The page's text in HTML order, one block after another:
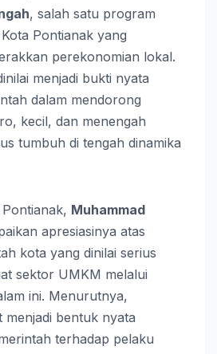
, salah satu program
Pontianak yang
perekonomian lokal.
menjadi bukti nyata
dalam mendorong
kecil, dan menengah
tumbuh di tengah dinamika
Muhammad
apresiasinya atas
kota yang dinilai serius
sektor UMKM melalui
ini. Menurutnya,
bentuk nyata
terhadap pelaku